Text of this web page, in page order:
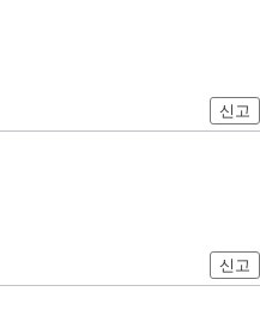
신고
신고